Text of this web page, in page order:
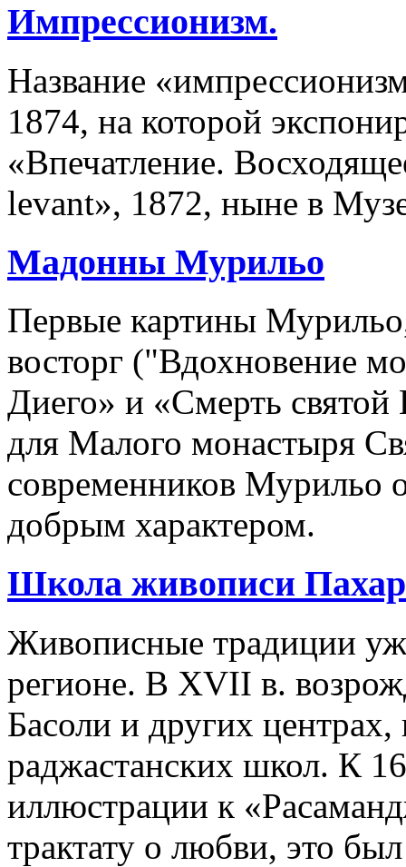
Импрессионизм.
Название
1874, на которой
«Впечатление.
levant», 1872, ныне в
Мадонны Мурильо
Первые картины
восторг ("Вдохновение
Диего» и «Смерть
для Малого монастыря
современников Мурильо
добрым характером.
Школа живописи
Живописные традиции
регионе. В XVII в.
Басоли и других
раджастанских школ. К
иллюстрации к
трактату о любви, это